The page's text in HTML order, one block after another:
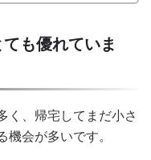
も優れていま
く、帰宅してまだ小さ
会が多いです。